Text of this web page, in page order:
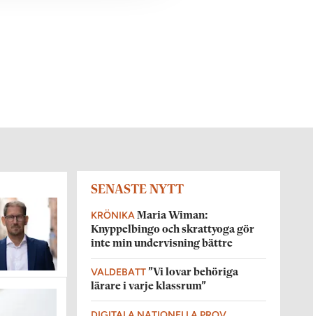
SENASTE NYTT
KRÖNIKA Maria Wiman:
Knyppelbingo och skrattyoga gör
inte min undervisning bättre
VALDEBATT ”Vi lovar behöriga
lärare i varje klassrum”